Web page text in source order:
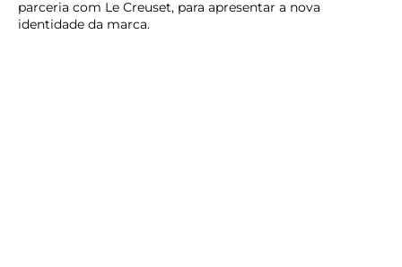
parceria com Le Creuset, para apresentar a nova
identidade da marca.